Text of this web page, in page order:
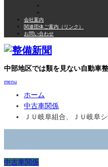
会社案内
関連団体ご案内（リンク）
お問い合わせ
中部地区では類を見ない自動車
menu
ホーム
中古車関係
ＪＵ岐阜組合、ＪＵ岐阜
中古車関係